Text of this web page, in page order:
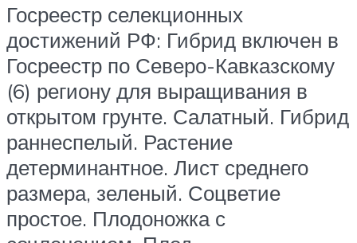
Госреестр селекционных
достижений РФ: Гибрид включен в
Госреестр по Северо-Кавказскому
(6) региону для выращивания в
открытом грунте. Салатный. Гибрид
раннеспелый. Растение
детерминантное. Лист среднего
размера, зеленый. Соцветие
простое. Плодоножка с